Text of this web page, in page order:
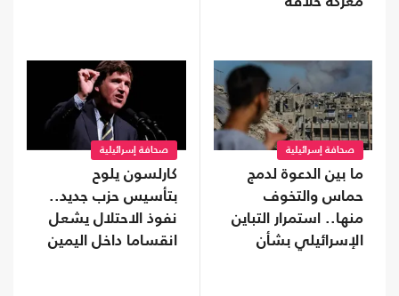
صحافة إسرائيلية
ما بين الدعوة لدمج
حماس والتخوف
منها.. استمرار التباين
الإسرائيلي بشأن
صحافة إسرائيلية
كارلسون يلوح
بتأسيس حزب جديد..
نفوذ الاحتلال يشعل
انقساما داخل اليمين